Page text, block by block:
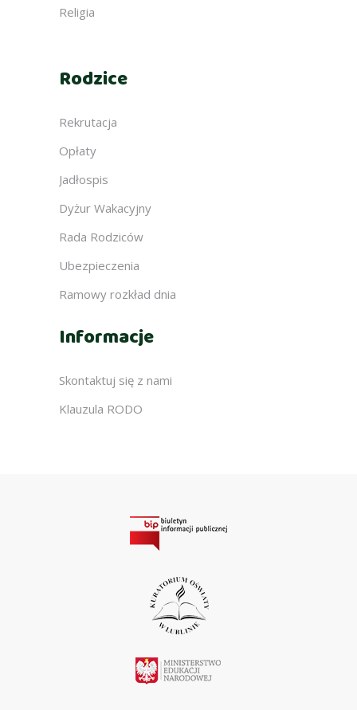
Religia
Rodzice
Rekrutacja
Opłaty
Jadłospis
Dyżur Wakacyjny
Rada Rodziców
Ubezpieczenia
Ramowy rozkład dnia
Informacje
Skontaktuj się z nami
Klauzula RODO